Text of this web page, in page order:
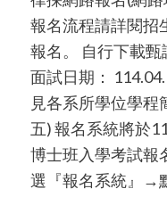
報名流程請詳閱招
報名。 自行下載甄
面試日期：
見各系所學位學程
五) 報名系統將於
博士班入學考試報
選『報名系統』→